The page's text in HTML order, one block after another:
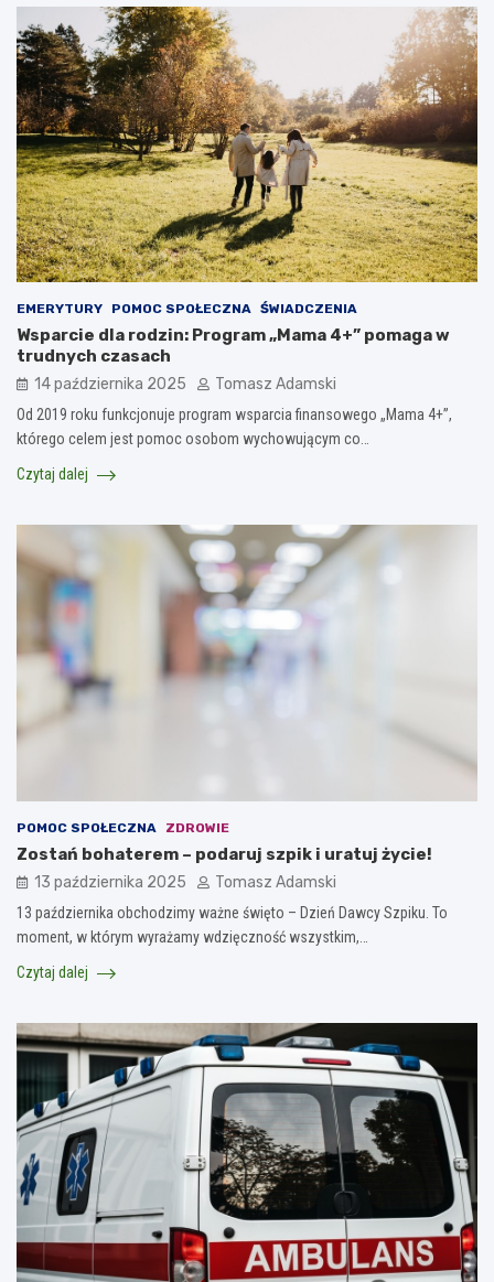
EMERYTURY POMOC SPOŁECZNA ŚWIADCZENIA
Wsparcie dla rodzin: Program „Mama 4+” pomaga w
trudnych czasach
14 października 2025 Tomasz Adamski
Od 2019 roku funkcjonuje program wsparcia finansowego „Mama 4+”,
którego celem jest pomoc osobom wychowującym co…
Czytaj dalej
POMOC SPOŁECZNA ZDROWIE
Zostań bohaterem – podaruj szpik i uratuj życie!
13 października 2025 Tomasz Adamski
13 października obchodzimy ważne święto – Dzień Dawcy Szpiku. To
moment, w którym wyrażamy wdzięczność wszystkim,…
Czytaj dalej